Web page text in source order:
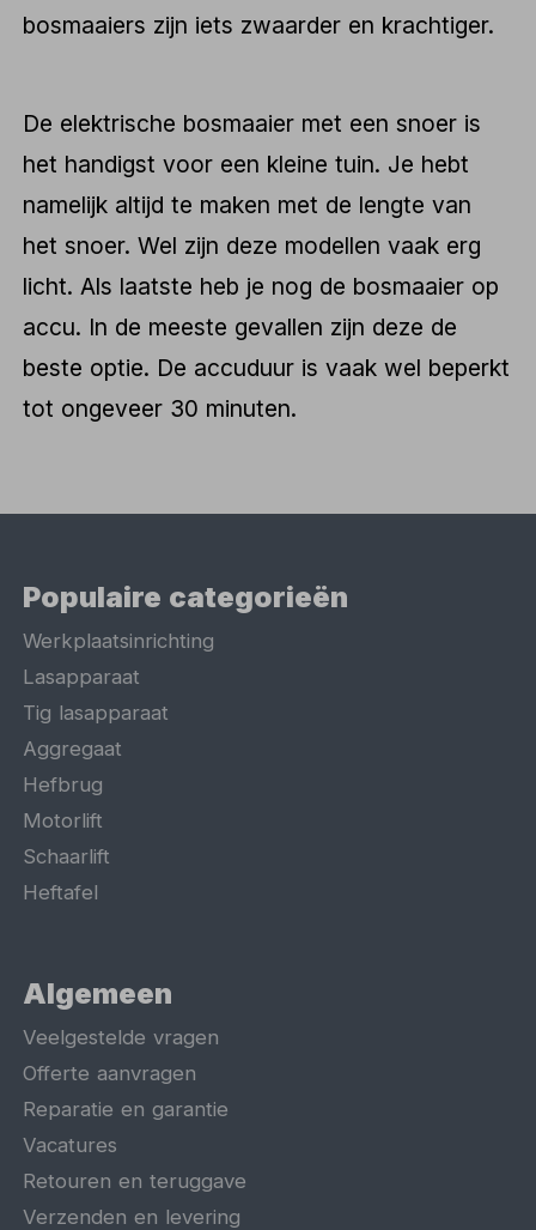
bosmaaiers zijn iets zwaarder en krachtiger.
De elektrische bosmaaier met een snoer is
het handigst voor een kleine tuin. Je hebt
namelijk altijd te maken met de lengte van
het snoer. Wel zijn deze modellen vaak erg
licht. Als laatste heb je nog de bosmaaier op
accu. In de meeste gevallen zijn deze de
beste optie. De accuduur is vaak wel beperkt
tot ongeveer 30 minuten.
Populaire categorieën
Werkplaatsinrichting
Lasapparaat
Tig lasapparaat
Aggregaat
Hefbrug
Motorlift
Schaarlift
Heftafel
Algemeen
Veelgestelde vragen
Offerte aanvragen
Reparatie en garantie
Vacatures
Retouren en teruggave
Verzenden en levering